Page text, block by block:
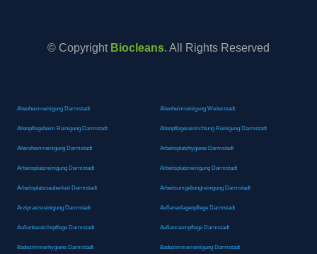
© Copyright Biocleans. All Rights Reserved
Altenheimreinigung Darmstadt Altenheimreinigung Weiterstadt
Altenpflegeheim Reinigung Darmstadt Altenpflegereinrichtung Reinigung Darmstadt
Altersheimreinigung Darmstadt Arbeitsplatzhygiene Darmstadt
Arbeitsplatzreinigung Darmstadt Arbeitsplatzreinigung Darmstadt
Arbeitsplatzsauberkeit Darmstadt Arbeitsumgebungreinigung Darmstadt
Arztpraxisreinigung Darmstadt Außenanlagenpflege Darmstadt
Außenbereichspflege Darmstadt Außenraumpflege Darmstadt
Badezimmerhygiene Darmstadt Badezimmerreinigung Darmstadt